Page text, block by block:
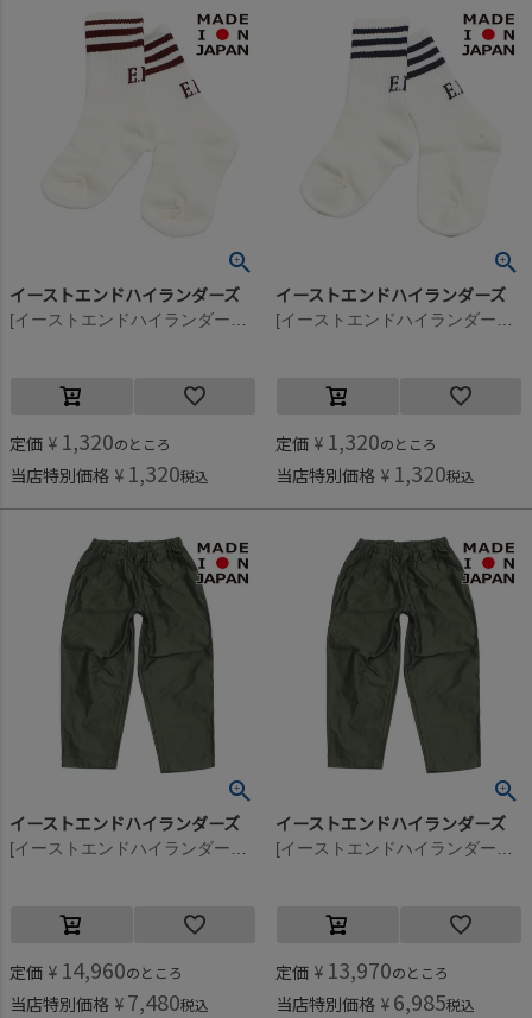
イーストエンドハイランダーズ
定価 ¥ 1,320のところ
当店特別価格 ¥ 1,320税込
イーストエンドハイランダーズ
定価 ¥ 1,320のところ
当店特別価格 ¥ 1,320税込
イーストエンドハイランダーズ
定価 ¥ 14,960のところ
当店特別価格 ¥ 7,480税込
イーストエンドハイランダーズ
定価 ¥ 13,970のところ
当店特別価格 ¥ 6,985税込